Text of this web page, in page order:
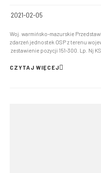
2021-02-05
Woj. warmińsko-mazurskie
zdarzeń jednostek OSP z terenu
zestawienie pozycji 151-300. Lp. Nj
Szkotowo Nie 17 9 0 […]...
CZYTAJ WIĘCEJ